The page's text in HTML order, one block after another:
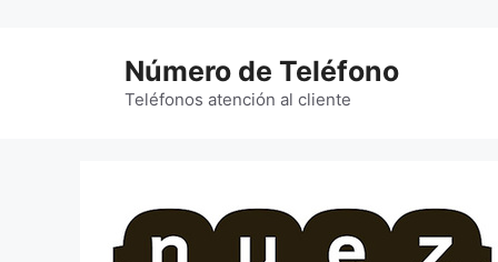
Número de Teléfono
Teléfonos atención al cliente